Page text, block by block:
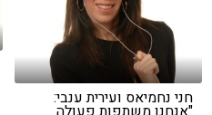
חני נחמיאס ועירית ענבי: